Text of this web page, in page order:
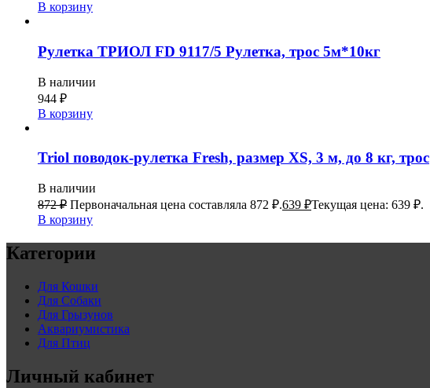
В корзину
Рулетка ТРИОЛ FD 9117/5 Рулетка, трос 5м*10кг
В наличии
944 ₽
В корзину
Triol поводок-рулетка Fresh, размер XS, 3 м, до 8 кг, трос
В наличии
872₽ Первоначальная цена составляла 872 ₽.639 ₽Текущая цена: 639 ₽.
В корзину
Категории
Для Кошки
Для Собаки
Для Грызунов
Аквариумистика
Для Птиц
Личный кабинет